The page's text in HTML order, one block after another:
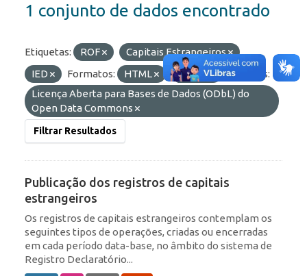
1 conjunto de dados encontrado
Etiquetas: ROF
Capitais Estrangeiros
IED
Formatos: HTML OData
Licenças:
Licença Aberta para Bases de Dados (ODbL) do
Open Data Commons
Filtrar Resultados
Publicação dos registros de capitais
estrangeiros
Os registros de capitais estrangeiros contemplam os
seguintes tipos de operações, criadas ou encerradas
em cada período data-base, no âmbito do sistema de
Registro Declaratório...